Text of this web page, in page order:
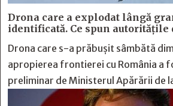
Drona care a explodat lângă
identificată. Ce spun autoritățile
Drona care s-a prăbușit sâmbătă
apropierea frontierei cu România a
preliminar de Ministerul Apărării de